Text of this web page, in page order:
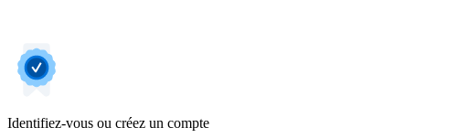
Identifiez-vous ou créez un compte